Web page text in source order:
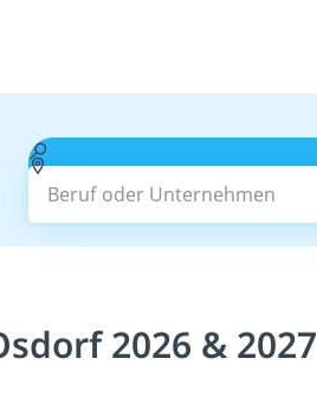
Beruf oder Unternehmen
2026 & 2027